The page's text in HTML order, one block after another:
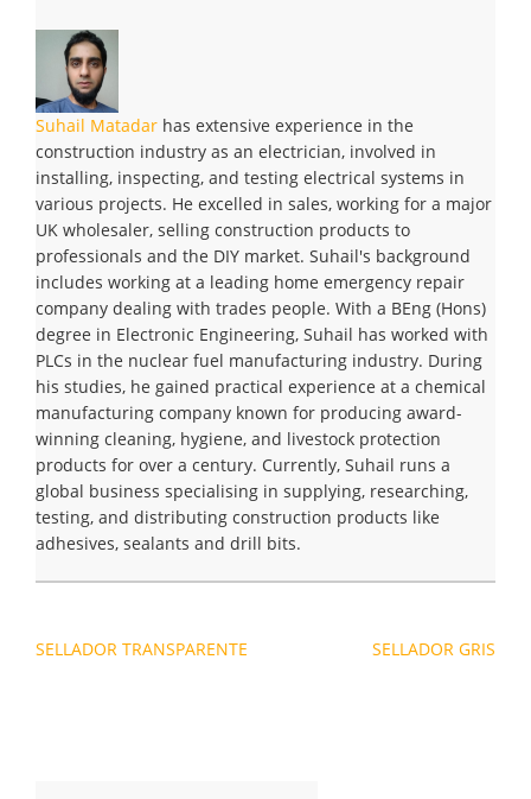
Suhail Matadar has extensive experience in the
construction industry as an electrician, involved in
installing, inspecting, and testing electrical systems in
various projects. He excelled in sales, working for a major
UK wholesaler, selling construction products to
professionals and the DIY market. Suhail's background
includes working at a leading home emergency repair
company dealing with trades people. With a BEng (Hons)
degree in Electronic Engineering, Suhail has worked with
PLCs in the nuclear fuel manufacturing industry. During
his studies, he gained practical experience at a chemical
manufacturing company known for producing award-
winning cleaning, hygiene, and livestock protection
products for over a century. Currently, Suhail runs a
global business specialising in supplying, researching,
testing, and distributing construction products like
adhesives, sealants and drill bits.
Navegación
SELLADOR TRANSPARENTE SELLADOR GRIS